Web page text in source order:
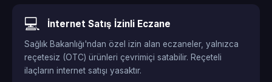
💻 İnternet Satış İzinli Eczane
Sağlık Bakanlığı'ndan özel izin alan eczaneler, yalnızca
reçetesiz (OTC) ürünleri çevrimiçi satabilir. Reçeteli
ilaçların internet satışı yasaktır.